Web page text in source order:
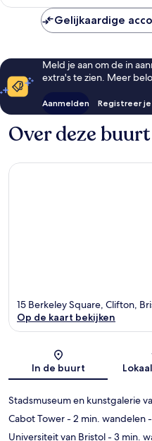
Gelijkaardige
Meld je aan om de in
extra's te zien. Meer
Aanmelden Registreer
Over deze buurt
15 Berkeley Square, Clifton,
Op de kaart bekijken
In de buurt
Stadsmuseum en kunstgalerie
Cabot Tower- 2 min. wandelen
Universiteit van Bristol- 3 min.